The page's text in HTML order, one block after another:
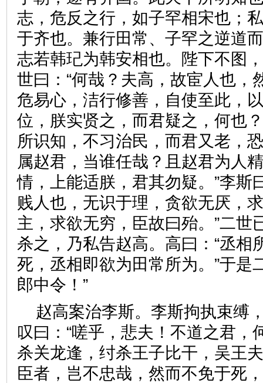
志，危反之行，如子罕相宋也；
于齐也。兼行田常、子罕之逆道
志若韩玘为韩安相也。陛下不图
世曰：“何哉？夫高，故宦人也，
危易心，洁行修善，自使至此，
位，朕实贤之，而君疑之，何也
所识知，不习治民，而君又老，
属赵君，当谁任哉？且赵君为人
情，上能适朕，君其勿疑。”李斯
贱人也，无识于理，贪欲无厌，
主，求欲无穷，臣故曰殆。”二世
杀之，乃私告赵高。高曰：“丞相
死，丞相即欲为田常所为。”于是
郎中令！”
赵高案治李斯。李斯拘执束缚
叹曰：“嗟乎，悲夫！不道之君，
杀关龙逢，纣杀王子比干，吴王
臣者，岂不忠哉，然而不免于死